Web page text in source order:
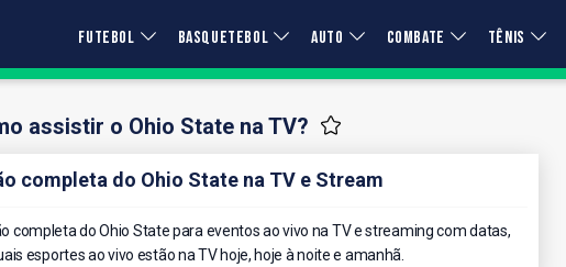
FUTEBOL BASQUETEBOL AUTO COMBATE TÊNIS
assistir o Ohio State na TV?
completa do Ohio State na TV e Stream
completa do Ohio State para eventos ao vivo na TV e streaming com datas,
esportes ao vivo estão na TV hoje, hoje à noite e amanhã.